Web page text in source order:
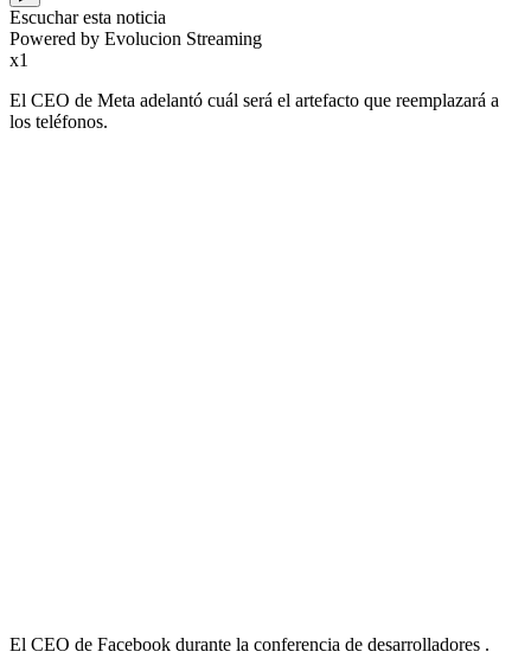
Escuchar esta noticia
Powered by Evolucion Streaming
x1
El CEO de Meta adelantó cuál será el artefacto que reemplazará a
los teléfonos.
El CEO de Facebook durante la conferencia de desarrolladores .